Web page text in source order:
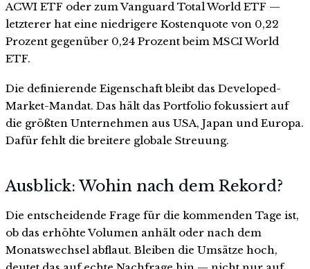
ACWI ETF oder zum Vanguard Total World ETF —
letzterer hat eine niedrigere Kostenquote von 0,22
Prozent gegenüber 0,24 Prozent beim MSCI World
ETF.
Die definierende Eigenschaft bleibt das Developed-
Market-Mandat. Das hält das Portfolio fokussiert auf
die größten Unternehmen aus USA, Japan und Europa.
Dafür fehlt die breitere globale Streuung.
Ausblick: Wohin nach dem Rekord?
Die entscheidende Frage für die kommenden Tage ist,
ob das erhöhte Volumen anhält oder nach dem
Monatswechsel abflaut. Bleiben die Umsätze hoch,